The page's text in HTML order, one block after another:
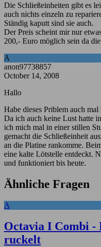
Die Schließeinheiten gibt es
auch nichts einzeln zu
Ständig kaputt sind sie auch.
Der Preis scheint mir nur
200,- Euro möglich sein da
A
anon97738857
October 14, 2008
Hallo
Habe dieses Priblem auch
Da ich auch keine Lust hatte
ich mich mal in einer stillen
gemacht die Schließeinheit
an die Platine rankomme.
eine kalte Lötstelle entdeckt.
und funktioniert bis heute.
Ähnliche Fragen
A
Octavia I Combi -
ruckelt